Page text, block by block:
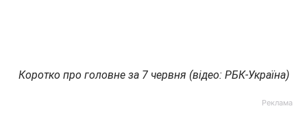
Коротко про головне за 7 червня (відео: РБК-Україна)